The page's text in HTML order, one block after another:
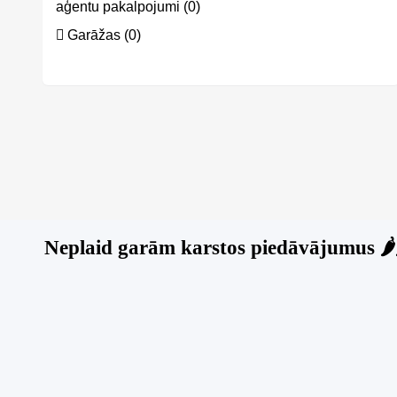
aģentu pakalpojumi (0)
Garāžas (0)
Neplaid garām karstos piedāvājumus